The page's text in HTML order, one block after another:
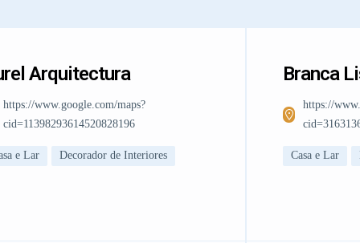
Arquitectura
https://www.google.com/maps?
cid=11398293614520828196
e Lar Decorador de Interiores
Branca
https://
Casa e Lar